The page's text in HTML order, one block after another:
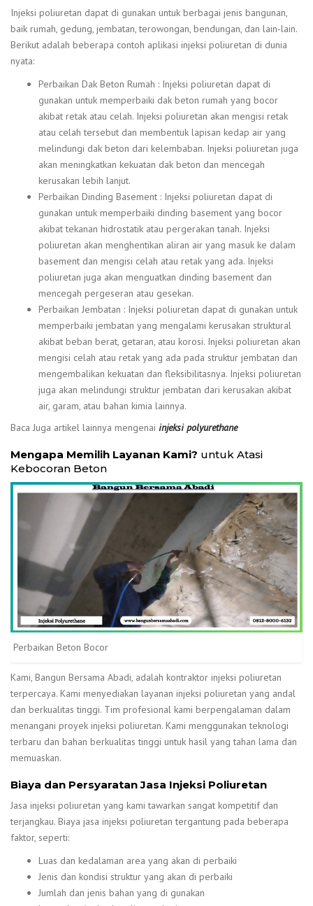
Injeksi poliuretan dapat di gunakan untuk berbagai jenis bangunan,
baik rumah, gedung, jembatan, terowongan, bendungan, dan lain-lain.
Berikut adalah beberapa contoh aplikasi injeksi poliuretan di dunia
nyata:
Perbaikan Dak Beton Rumah : Injeksi poliuretan dapat di
gunakan untuk memperbaiki dak beton rumah yang bocor
akibat retak atau celah. Injeksi poliuretan akan mengisi retak
atau celah tersebut dan membentuk lapisan kedap air yang
melindungi dak beton dari kelembaban. Injeksi poliuretan juga
akan meningkatkan kekuatan dak beton dan mencegah
kerusakan lebih lanjut.
Perbaikan Dinding Basement : Injeksi poliuretan dapat di
gunakan untuk memperbaiki dinding basement yang bocor
akibat tekanan hidrostatik atau pergerakan tanah. Injeksi
poliuretan akan menghentikan aliran air yang masuk ke dalam
basement dan mengisi celah atau retak yang ada. Injeksi
poliuretan juga akan menguatkan dinding basement dan
mencegah pergeseran atau gesekan.
Perbaikan Jembatan : Injeksi poliuretan dapat di gunakan untuk
memperbaiki jembatan yang mengalami kerusakan struktural
akibat beban berat, getaran, atau korosi. Injeksi poliuretan akan
mengisi celah atau retak yang ada pada struktur jembatan dan
mengembalikan kekuatan dan fleksibilitasnya. Injeksi poliuretan
juga akan melindungi struktur jembatan dari kerusakan akibat
air, garam, atau bahan kimia lainnya.
Baca Juga artikel lainnya mengenai injeksi polyurethane
Mengapa Memilih Layanan Kami? untuk Atasi
Kebocoran Beton
Perbaikan Beton Bocor
Kami, Bangun Bersama Abadi, adalah kontraktor injeksi poliuretan
terpercaya. Kami menyediakan layanan injeksi poliuretan yang andal
dan berkualitas tinggi. Tim profesional kami berpengalaman dalam
menangani proyek injeksi poliuretan. Kami menggunakan teknologi
terbaru dan bahan berkualitas tinggi untuk hasil yang tahan lama dan
memuaskan.
Biaya dan Persyaratan Jasa Injeksi Poliuretan
Jasa injeksi poliuretan yang kami tawarkan sangat kompetitif dan
terjangkau. Biaya jasa injeksi poliuretan tergantung pada beberapa
faktor, seperti:
Luas dan kedalaman area yang akan di perbaiki
Jenis dan kondisi struktur yang akan di perbaiki
Jumlah dan jenis bahan yang di gunakan